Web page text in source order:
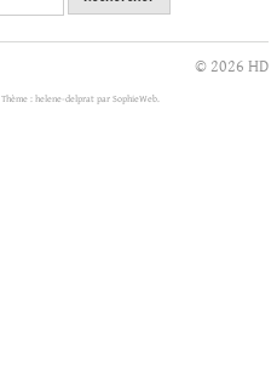
© 2026 HD
Thème : helene-delprat par SophieWeb.